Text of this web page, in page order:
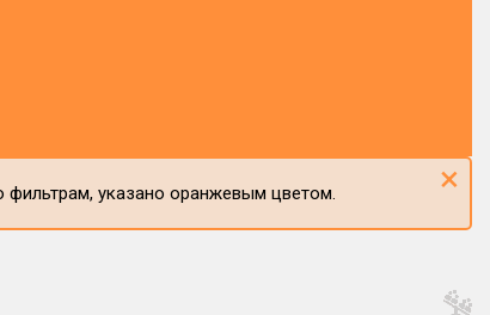
фильтрам, указано оранжевым цветом. ×